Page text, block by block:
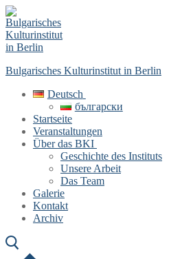
Skip
to
content
Menu
Close
Bulgarisches Kulturinstitut in Berlin
Deutsch
български
Startseite
Veranstaltungen
Über das BKI
Geschichte des Instituts
Unsere Arbeit
Das Team
Galerie
Kontakt
Archiv